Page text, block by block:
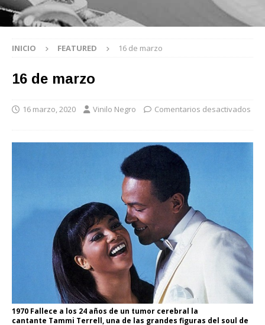
INICIO FEATURED 16 de marzo
16 de marzo
16 marzo, 2020 Vinilo Negro Comentarios desactivados
1970 Fallece a los 24 años de un tumor cerebral la
cantante Tammi Terrell, una de las grandes figuras del soul de